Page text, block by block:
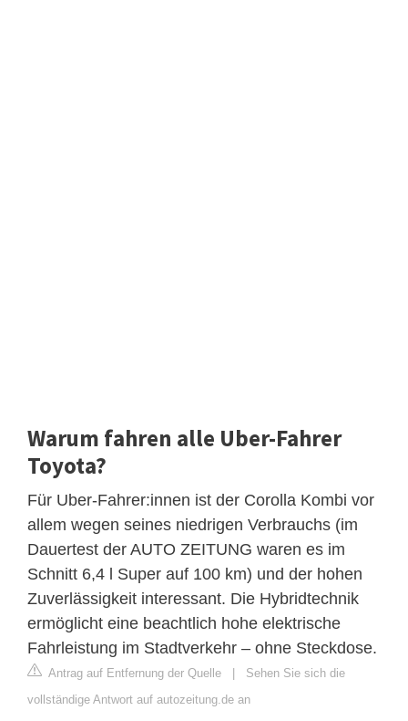
Warum fahren alle Uber-Fahrer
Toyota?
Für Uber-Fahrer:innen ist der Corolla Kombi vor
allem wegen seines niedrigen Verbrauchs (im
Dauertest der AUTO ZEITUNG waren es im
Schnitt 6,4 l Super auf 100 km) und der hohen
Zuverlässigkeit interessant. Die Hybridtechnik
ermöglicht eine beachtlich hohe elektrische
Fahrleistung im Stadtverkehr – ohne Steckdose.
Antrag auf Entfernung der Quelle | Sehen Sie sich die
vollständige Antwort auf autozeitung.de an